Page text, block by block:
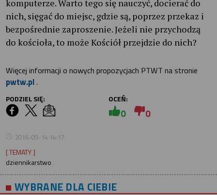
komputerze. Warto tego się nauczyć, docierać do
nich, sięgać do miejsc, gdzie są, poprzez przekaz i
bezpośrednie zaproszenie. Jeżeli nie przychodzą
do kościoła, to może Kościół przejdzie do nich?
Więcej informacji o nowych propozycjach PTWT na stronie
pwtw.pl.
PODZIEL SIĘ: OCEŃ:
0 0
2016-09-14 14:17
[ TEMATY ]
dziennikarstwo
WYBRANE DLA CIEBIE